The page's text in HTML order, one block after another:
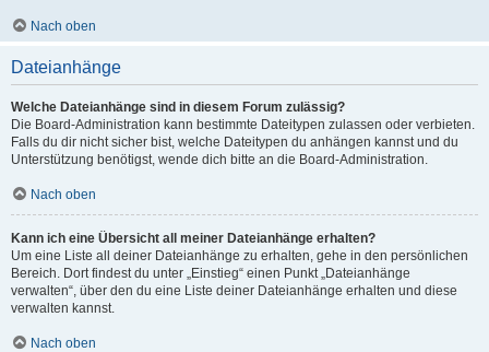
Nach oben
Dateianhänge
Welche Dateianhänge sind in diesem Forum zulässig?
Die Board-Administration kann bestimmte Dateitypen zulassen oder verbieten.
Falls du dir nicht sicher bist, welche Dateitypen du anhängen kannst und du
Unterstützung benötigst, wende dich bitte an die Board-Administration.
Nach oben
Kann ich eine Übersicht all meiner Dateianhänge erhalten?
Um eine Liste all deiner Dateianhänge zu erhalten, gehe in den persönlichen
Bereich. Dort findest du unter „Einstieg“ einen Punkt „Dateianhänge
verwalten“, über den du eine Liste deiner Dateianhänge erhalten und diese
verwalten kannst.
Nach oben